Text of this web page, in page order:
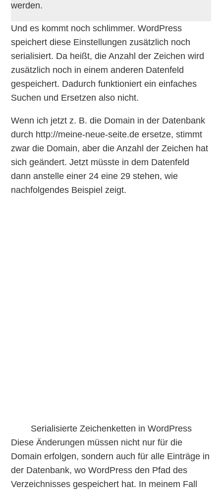
werden.
Und es kommt noch schlimmer. WordPress
speichert diese Einstellungen zusätzlich noch
serialisiert. Da heißt, die Anzahl der Zeichen wird
zusätzlich noch in einem anderen Datenfeld
gespeichert. Dadurch funktioniert ein einfaches
Suchen und Ersetzen also nicht.
Wenn ich jetzt z. B. die Domain in der Datenbank
durch http://meine-neue-seite.de ersetze, stimmt
zwar die Domain, aber die Anzahl der Zeichen hat
sich geändert. Jetzt müsste in dem Datenfeld
dann anstelle einer 24 eine 29 stehen, wie
nachfolgendes Beispiel zeigt.
Serialisierte Zeichenketten in WordPress
Diese Änderungen müssen nicht nur für die
Domain erfolgen, sondern auch für alle Einträge in
der Datenbank, wo WordPress den Pfad des
Verzeichnisses gespeichert hat. In meinem Fall